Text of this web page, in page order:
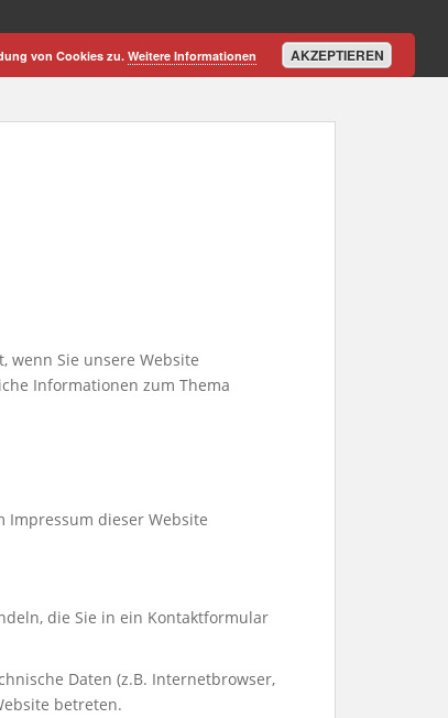
wenn Sie unsere Website
Informationen zum Thema
Impressum dieser Website
die Sie in ein Kontaktformular
Daten (z.B. Internetbrowser,
betreten.
von Cookies zu.Weitere Informationen AKZEPTIEREN